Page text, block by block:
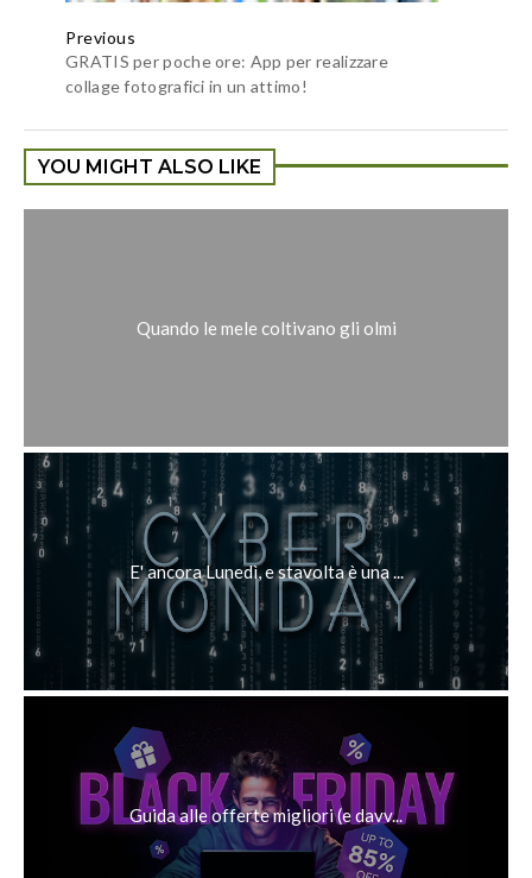
Previous
GRATIS per poche ore: App per realizzare
collage fotografici in un attimo!
YOU MIGHT ALSO LIKE
Quando le mele coltivano gli olmi
E' ancora Lunedì, e stavolta è una ...
Guida alle offerte migliori (e davv...